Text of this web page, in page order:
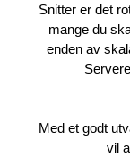
Snitter er det
mange du
enden av
Med et godt
vil